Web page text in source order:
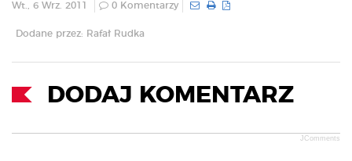
Wt., 6 Wrz. 2011 0 Komentarzy
Dodane przez: Rafał Rudka
DODAJ KOMENTARZ
JComments